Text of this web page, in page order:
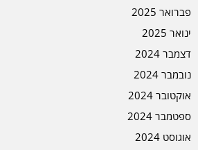
פברואר 2025
ינואר 2025
דצמבר 2024
נובמבר 2024
אוקטובר 2024
ספטמבר 2024
אוגוסט 2024